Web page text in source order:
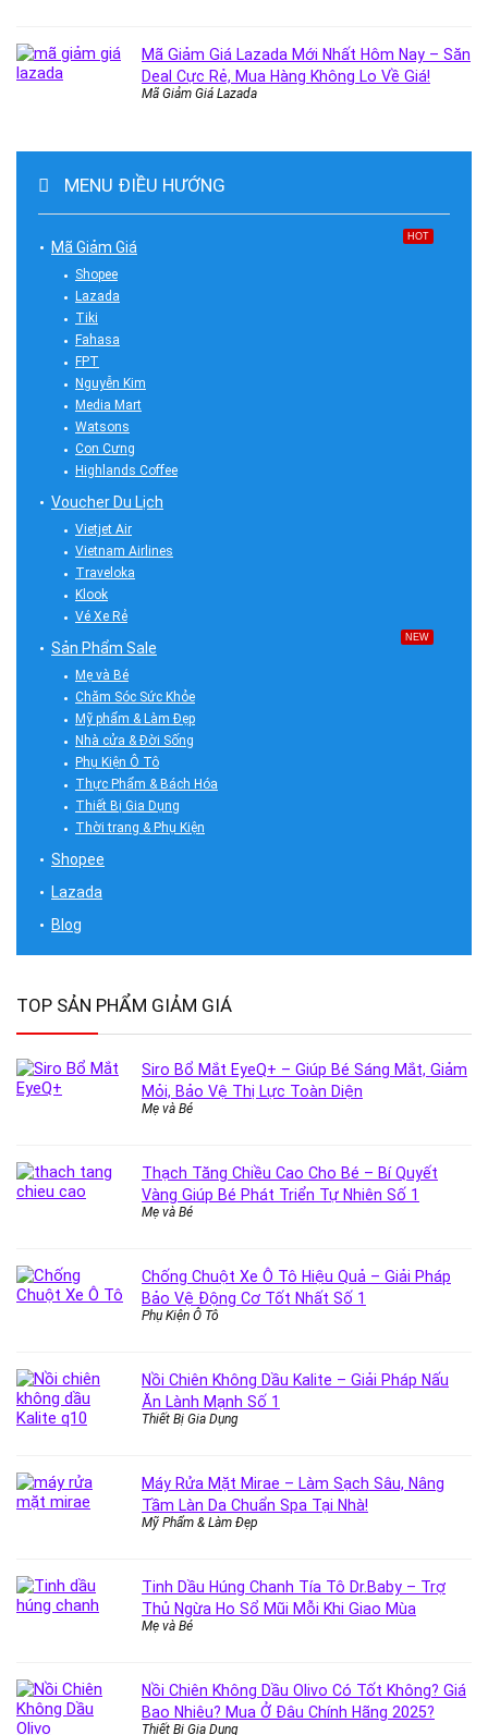
Mã Giảm Giá Lazada Mới Nhất Hôm Nay – Săn
Deal Cực Rẻ, Mua Hàng Không Lo Về Giá!
Mã Giảm Giá Lazada
MENU ĐIỀU HƯỚNG
Mã Giảm Giá
HOT
Shopee
Lazada
Tiki
Fahasa
FPT
Nguyễn Kim
Media Mart
Watsons
Con Cưng
Highlands Coffee
Voucher Du Lịch
Vietjet Air
Vietnam Airlines
Traveloka
Klook
Vé Xe Rẻ
Sản Phẩm Sale
NEW
Mẹ và Bé
Chăm Sóc Sức Khỏe
Mỹ phẩm & Làm Đẹp
Nhà cửa & Đời Sống
Phụ Kiện Ô Tô
Thực Phẩm & Bách Hóa
Thiết Bị Gia Dụng
Thời trang & Phụ Kiện
Shopee
Lazada
Blog
TOP SẢN PHẨM GIẢM GIÁ
Siro Bổ Mắt EyeQ+ – Giúp Bé Sáng Mắt, Giảm
Mỏi, Bảo Vệ Thị Lực Toàn Diện
Mẹ và Bé
Thạch Tăng Chiều Cao Cho Bé – Bí Quyết
Vàng Giúp Bé Phát Triển Tự Nhiên Số 1
Mẹ và Bé
Chống Chuột Xe Ô Tô Hiệu Quả – Giải Pháp
Bảo Vệ Động Cơ Tốt Nhất Số 1
Phụ Kiện Ô Tô
Nồi Chiên Không Dầu Kalite – Giải Pháp Nấu
Ăn Lành Mạnh Số 1
Thiết Bị Gia Dụng
Máy Rửa Mặt Mirae – Làm Sạch Sâu, Nâng
Tầm Làn Da Chuẩn Spa Tại Nhà!
Mỹ Phẩm & Làm Đẹp
Tinh Dầu Húng Chanh Tía Tô Dr.Baby – Trợ
Thủ Ngừa Ho Sổ Mũi Mỗi Khi Giao Mùa
Mẹ và Bé
Nồi Chiên Không Dầu Olivo Có Tốt Không? Giá
Bao Nhiêu? Mua Ở Đâu Chính Hãng 2025?
Thiết Bị Gia Dụng